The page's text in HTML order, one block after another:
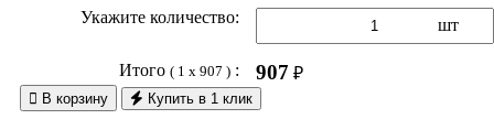
Укажите количество: шт
Итого ( 1 x 907 ): 907 ₽
 В корзину Купить в 1 клик